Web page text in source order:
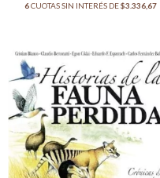
6CUOTAS SIN INTERÉS DE$3.336,67